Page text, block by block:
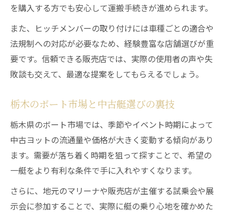
を購入する方でも安心して運搬手続きが進められます。
また、ヒッチメンバーの取り付けには車種ごとの適合や
法規制への対応が必要なため、経験豊富な店舗選びが重
要です。信頼できる販売店では、実際の使用者の声や失
敗談も交えて、最適な提案をしてもらえるでしょう。
栃木のボート市場と中古艇選びの裏技
栃木県のボート市場では、季節やイベント時期によって
中古ヨットの流通量や価格が大きく変動する傾向があり
ます。需要が落ち着く時期を狙って探すことで、希望の
一艇をより有利な条件で手に入れやすくなります。
さらに、地元のマリーナや販売店が主催する試乗会や展
示会に参加することで、実際に艇の乗り心地を確かめた